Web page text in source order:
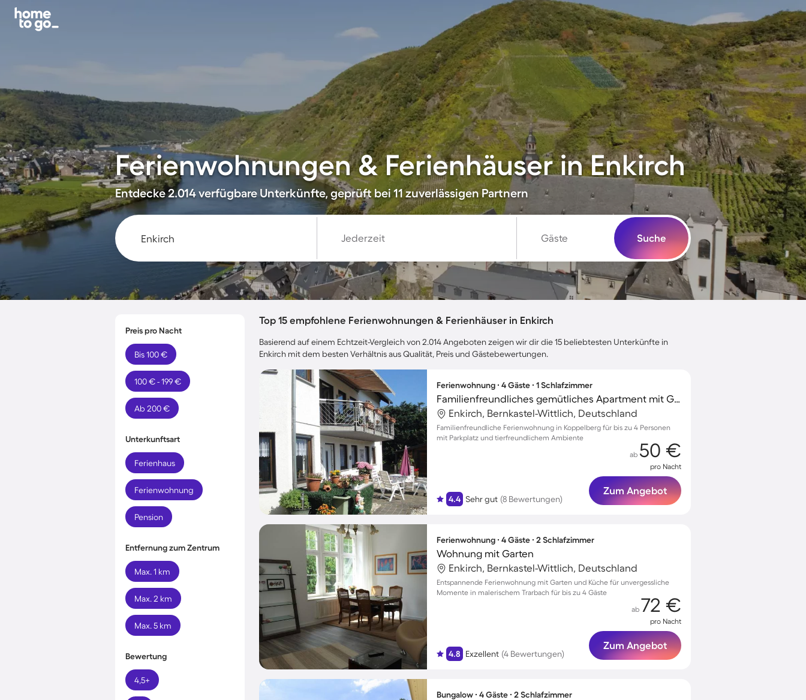
Ferienwohnungen & Ferienhäuser in Enkirch
Entdecke 2.014 verfügbare Unterkünfte, geprüft bei 11 zuverlässigen Partnern
Jederzeit Gäste Suche
Preis pro Nacht
Bis 100 €
100 € - 199 €
Ab 200 €
Unterkunftsart
Ferienhaus
Ferienwohnung
Pension
Entfernung zum Zentrum
Max. 1 km
Max. 2 km
Max. 5 km
Bewertung
4,5+
Top 15 empfohlene Ferienwohnungen & Ferienhäuser in Enkirch
Basierend auf einem Echtzeit-Vergleich von 2.014 Angeboten zeigen wir dir die 15 beliebtesten Unterkünfte in
Enkirch mit dem besten Verhältnis aus Qualität, Preis und Gästebewertungen.
Ferienwohnung ∙ 4 Gäste ∙ 1 Schlafzimmer
Familienfreundliches gemütliches Apartment mit Grill und Terrasse | Haustiere sind willkommen
Enkirch, Bernkastel-Wittlich, Deutschland
Familienfreundliche Ferienwohnung in Koppelberg für bis zu 4 Personen
mit Parkplatz und tierfreundlichem Ambiente
4.4 Sehr gut (8 Bewertungen)
ab 50 €
pro Nacht
Zum Angebot
Ferienwohnung ∙ 4 Gäste ∙ 2 Schlafzimmer
Wohnung mit Garten
Enkirch, Bernkastel-Wittlich, Deutschland
Entspannende Ferienwohnung mit Garten und Küche für unvergessliche
Momente in malerischem Trarbach für bis zu 4 Gäste
4.8 Exzellent (4 Bewertungen)
ab 72 €
pro Nacht
Zum Angebot
Bungalow ∙ 4 Gäste ∙ 2 Schlafzimmer